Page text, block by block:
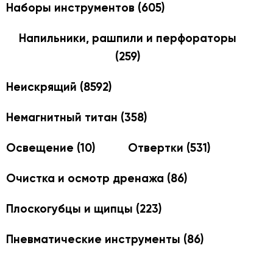
Наборы инструментов (605)
Напильники, рашпили и перфораторы
(259)
Неискрящий (8592)
Немагнитный титан (358)
Освещение (10) Отвертки (531)
Очистка и осмотр дренажа (86)
Плоскогубцы и щипцы (223)
Пневматические инструменты (86)